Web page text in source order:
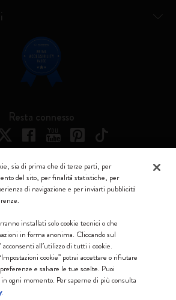
Resta connesso
Accettiamo
registrato di Moleskine Srl a socio unico
- Via Bergognone, 34 – 20144 Milano -
sia di prima che di terze parti, per
del sito, per finalità statistiche, per
di navigazione e per inviarti pubblicità
installati solo cookie tecnici o che
in forma anonima. Cliccando sul
all’utilizzo di tutti i cookie.
cookie” potrai accettare o rifiutare
e salvare le tue scelte. Puoi
ogni momento. Per saperne di più consulta